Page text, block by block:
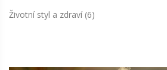
Životní styl a zdraví (6)